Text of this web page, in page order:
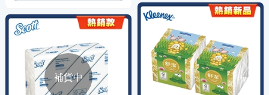
補貨中